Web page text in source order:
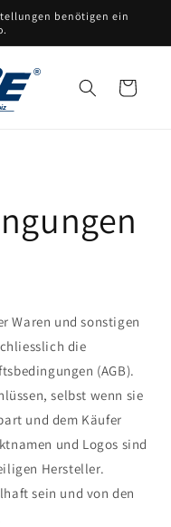
benötigen ein
Warenkorb
Waren und sonstigen
die
(AGB).
selbst wenn sie
und dem Käufer
und Logos sind
Hersteller.
sein und von den